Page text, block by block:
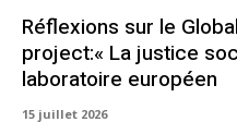
Réflexions sur le
project:« La justice
laboratoire européen
15 juillet 2026